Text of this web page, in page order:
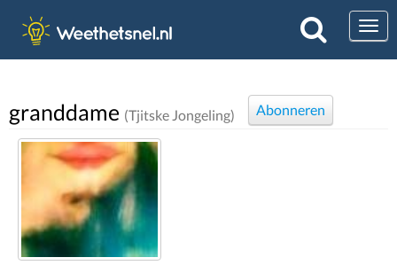
granddame (Tjitske Jongeling) Abonneren